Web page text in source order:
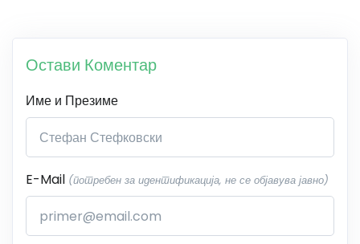
Остави Коментар
Име и Презиме
E-Mail (потребен за идентификација, не се објавува јавно)